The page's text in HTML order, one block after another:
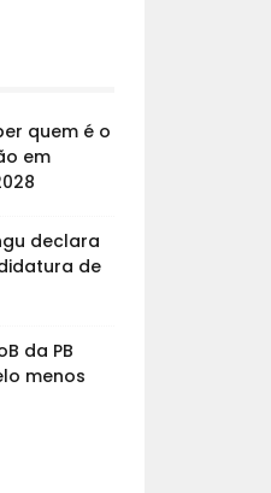
quem é o
em
declara
de
da PB
menos